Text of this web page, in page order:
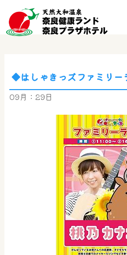
◆はしゃきっズファミリ
09月：29日
奈良健康ランド AIコンシェ
ご質問をお伺いします。